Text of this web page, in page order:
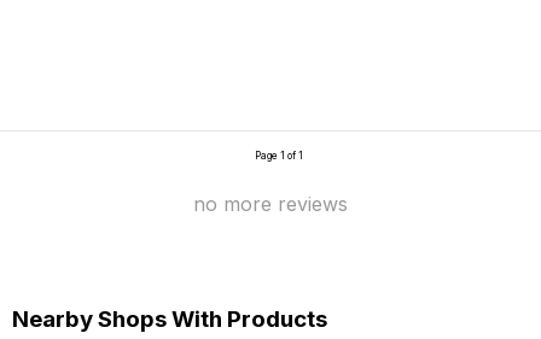
Page 1 of 1
no more reviews
Nearby Shops With Products